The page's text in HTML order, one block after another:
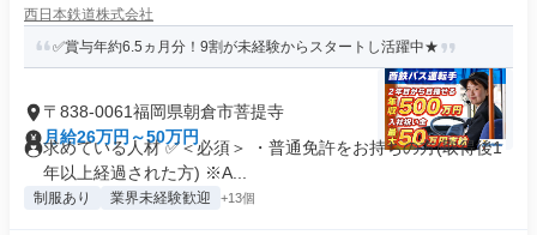
西日本鉄道株式会社
✅賞与年約6.5ヵ月分！9割が未経験からスタートし活躍中★
〒838-0061福岡県朝倉市菩提寺
月給26万円～50万円
求めている人材 ✅＜必須＞ ・普通免許をお持ちの方(取得後1
年以上経過された方) ※A...
制服あり 業界未経験歓迎 +13個